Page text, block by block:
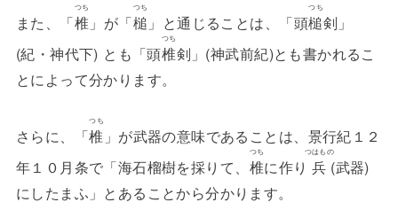
また、「椎
つち
」が「槌
つち
」と通じることは、「頭槌
つち
剣」
(紀・神代下) とも「頭椎
つち
剣」(神武前紀)とも書かれるこ
とによって分かります。
さらに、「椎
つち
」が武器の意味であることは、景行紀１２
年１０月条で「海石榴樹を採りて、 椎
つち
に作り 兵
つはもの
(武器)
にしたまふ」とあることから分かります。